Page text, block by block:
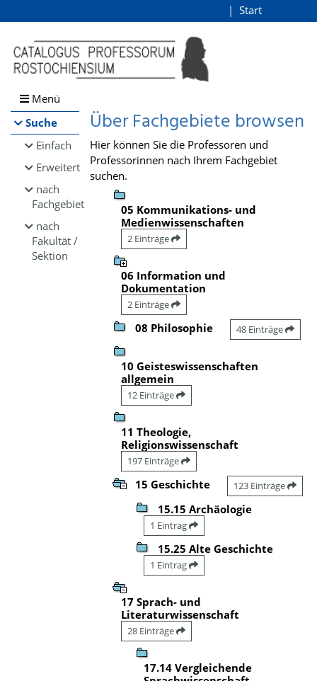
Browsen
direkt zum Inhalt
Start
Menü
Suche
Einfach
Erweitert
nach
Fachgebiet
nach
Fakultät /
Sektion
Über Fachgebiete browsen
Hier können Sie die Professoren und
Professorinnen nach Ihrem Fachgebiet
suchen.
05 Kommunikations- und
Medienwissenschaften
2 Einträge
06 Information und
Dokumentation
2 Einträge
08 Philosophie 48 Einträge
10 Geisteswissenschaften
allgemein
12 Einträge
11 Theologie,
Religionswissenschaft
197 Einträge
15 Geschichte 123 Einträge
15.15 Archäologie
1 Eintrag
15.25 Alte Geschichte
1 Eintrag
17 Sprach- und
Literaturwissenschaft
28 Einträge
17.14 Vergleichende